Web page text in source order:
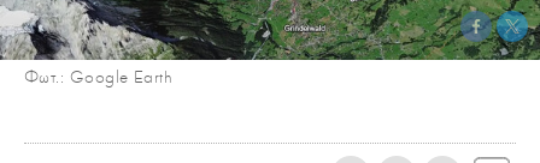
Φωτ.: Google Earth